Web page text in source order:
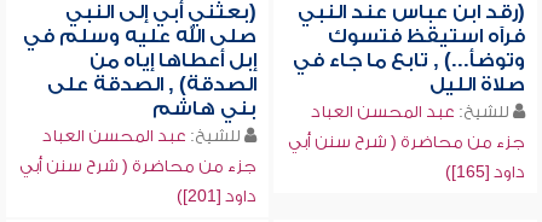
(رقد ابن عباس عند النبي
فرآه استيقظ فتسوك
وتوضأ...) , تابع ما جاء في
صلاة الليل
للشيخ: عبد المحسن العباد
جزء من محاضرة ( شرح سنن أبي
داود [165])
(بعثني أبي إلى النبي
صلى الله عليه وسلم في
إبل أعطاها إياه من
الصدقة) , الصدقة على
بني هاشم
للشيخ: عبد المحسن العباد
جزء من محاضرة ( شرح سنن أبي
داود [201])